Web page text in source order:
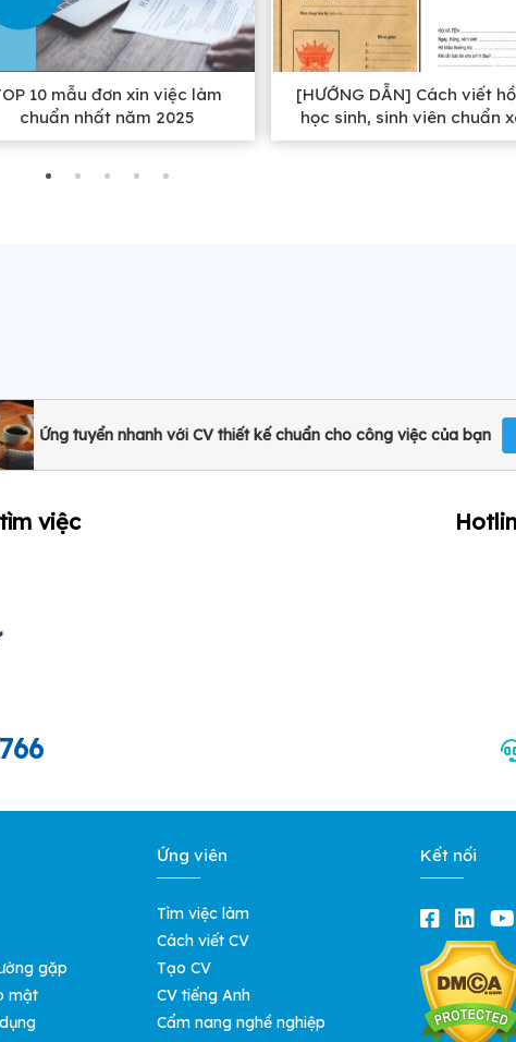
10 mẫu đơn xin việc làm
chuẩn nhất năm 2025
[HƯỚNG DẪN] Cách viết
học sinh, sinh viên chuẩn
nhất
Ứng tuyển nhanh với CV thiết kế chuẩn cho công việc của bạn
việc
gặp
mật
Ứng viên
Tìm việc làm
Cách viết CV
Tạo CV
CV tiếng Anh
Cẩm nang nghề nghiệp
Kết nối